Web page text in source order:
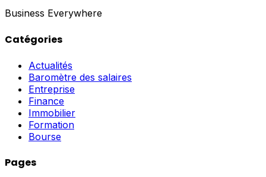
Business Everywhere
Catégories
Actualités
Baromètre des salaires
Entreprise
Finance
Immobilier
Formation
Bourse
Pages